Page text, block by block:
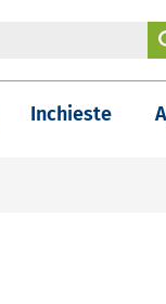
Inchieste